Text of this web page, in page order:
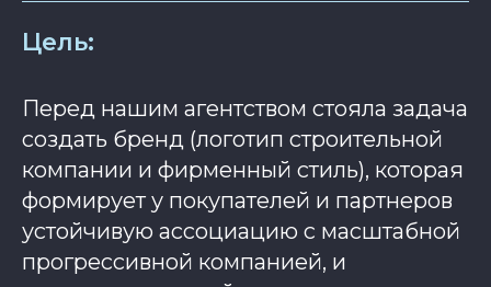
Цель:
Перед нашим агентством стояла задача
создать бренд (логотип строительной
компании и фирменный стиль), которая
формирует у покупателей и партнеров
устойчивую ассоциацию с масштабной
прогрессивной компанией, и